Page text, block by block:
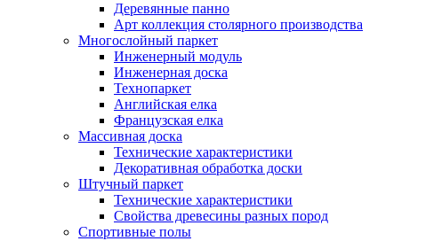
Деревянные панно
Арт коллекция столярного производства
Многослойный паркет
Инженерный модуль
Инженерная доска
Технопаркет
Английская елка
Французская елка
Массивная доска
Технические характеристики
Декоративная обработка доски
Штучный паркет
Технические характеристики
Свойства древесины разных пород
Спортивные полы